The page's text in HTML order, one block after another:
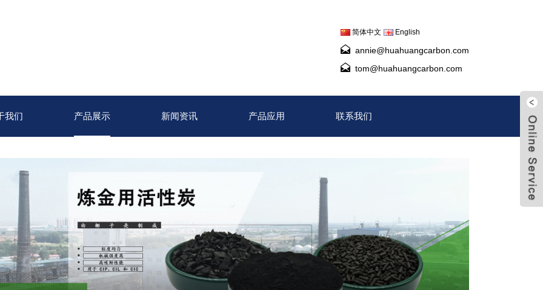
简体中文 English
annie@huahuangcarbon.com
tom@huahuangcarbon.com
我们 产品展示 新闻资讯 产品应用 联系我们